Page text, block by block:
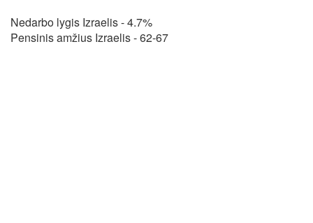
Nedarbo lygis Izraelis - 4.7%
Pensinis amžius Izraelis - 62-67